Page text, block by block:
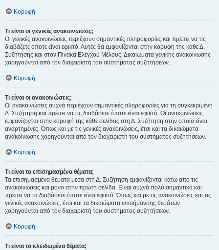
Κορυφή
Τι είναι οι γενικές ανακοινώσεις;
Οι γενικές ανακοινώσεις περιέχουν σημαντικές πληροφορίες και πρέπει να τις
διαβάζετε όποτε είναι εφικτό. Αυτές θα εμφανίζονται στην κορυφή της κάθε Δ.
Συζήτησης και στον Πίνακα Ελέγχου Μέλους. Δικαιώματα γενικής ανακοίνωσης
χορηγούνται από τον διαχειριστή του συστήματος συζητήσεων.
Κορυφή
Τι είναι οι ανακοινώσεις;
Οι ανακοινώσεις συχνά περιέχουν σημαντικές πληροφορίες για τη συγκεκριμένη
Δ. Συζήτηση και πρέπει να τις διαβάσετε όποτε είναι εφικτό. Οι ανακοινώσεις
εμφανίζονται στην κορυφή της κάθε σελίδας στη Δ. Συζήτηση στην οποία είναι
αναρτημένες. Όπως και με τις γενικές ανακοινώσεις, έτσι και τα δικαιώματα
ανακοίνωσης χορηγούνται από τον διαχειριστή του συστήματος συζητήσεων.
Κορυφή
Τι είναι τα επισημασμένα θέματα;
Τα επισημασμένα θέματα μέσα στη Δ. Συζήτηση εμφανίζονται κάτω από τις
ανακοινώσεις και μόνο στην πρώτη σελίδα. Είναι συχνά πολύ σημαντικά και
πρέπει να τα διαβάσετε όποτε είναι εφικτό. Όπως και με τις ανακοινώσεις και τις
γενικές ανακοινώσεις, έτσι και τα δικαιώματα επισήμανσης θεμάτων
χορηγούνται από τον διαχειριστή του συστήματος συζητήσεων.
Κορυφή
Τι είναι τα κλειδωμένα θέματα;